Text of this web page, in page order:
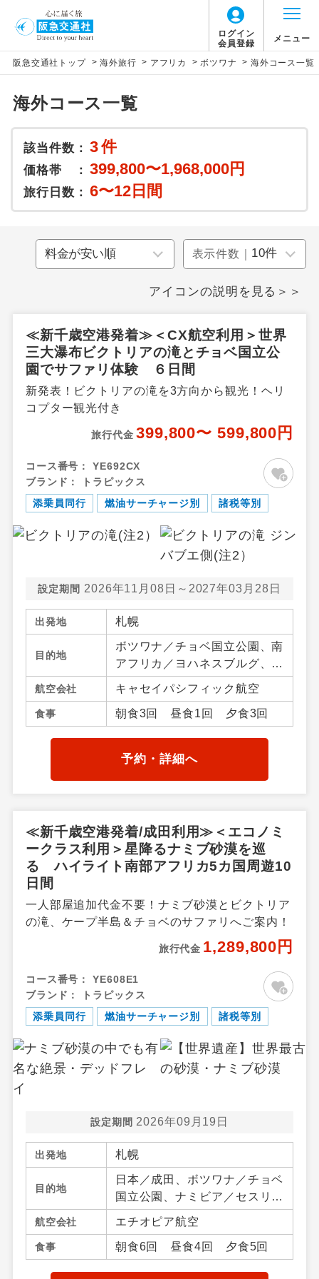
ログイン
会員登録
メニュー
阪急交通社トップ > 海外旅行 > アフリカ > ボツワナ > 海外コース一覧
海外コース一覧
該当件数： 3件
価格帯 ： 399,800〜1,968,000円
旅行日数： 6〜12日間
表示件数｜
アイコンの説明を見る＞＞
≪新千歳空港発着≫＜CX航空利用＞世界
三大瀑布ビクトリアの滝とチョベ国立公
園でサファリ体験 ６日間
新発表！ビクトリアの滝を3方向から観光！ヘリ
コプター観光付き
旅行代金 399,800〜 599,800円
コース番号：
YE692CX
ブランド：
トラピックス
添乗員同行
燃油サーチャージ別 諸税等別
設定期間 2026年11月08日～2027年03月28日
出発地 札幌
目的地
ボツワナ／チョベ国立公園、南
アフリカ／ヨハネスブルグ、ザ
ンビア／ザンベジ、ジンバブエ
／ビクトリアフォールズ
航空会社 キャセイパシフィック航空
食事 朝食3回 昼食1回 夕食3回
予約・詳細へ
≪新千歳空港発着/成田利用≫＜エコノミ
ークラス利用＞星降るナミブ砂漠を巡
る ハイライト南部アフリカ5カ国周遊10
日間
一人部屋追加代金不要！ナミブ砂漠とビクトリア
の滝、ケープ半島＆チョベのサファリへご案内！
旅行代金 1,289,800円
コース番号：
YE608E1
ブランド：
トラピックス
添乗員同行
燃油サーチャージ別 諸税等別
設定期間 2026年09月19日
出発地 札幌
目的地
日本／成田、ボツワナ／チョベ
国立公園、ナミビア／セスリエ
ム・ウィントフック・ワルビス
ベイ、南アフリカ／ケープタウ
ン、ザンビア／リビングスト
航空会社 エチオピア航空
食事 朝食6回 昼食4回 夕食5回
このツアーは以下の出発地から追加代金でご参
せていただきます。
追加代金にて各地発着ありとは
当ツアーは日程表に記載の出発空港だけで
鉄道などを利用しご参加いただけます。
は、当社予約センターまで連絡ください。
飛行機追加料金（1名様につき）
設定期間（往路出発日）：上記期間以外
【往路】
追加代金
北海道 5,000円
北海道 たんちょう釧路空港 5,000円
北海道 旭川空港
とかち帯広空港
到着地
北海道 新千歳空港 0円
北海道 女満別空港 5,000円
北海道 たんちょう釧路空港 5,000円
北海道 旭川空港 5,000円
とかち帯広空港
北海道 函館空港 5,000円